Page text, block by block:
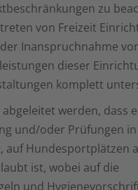
zu
von Freizeit
Inanspruchnahme
dieser
komplett
werden, dass
und/oder Prüfungen in
auf Hundesportplätzen
ist, wobei auf die
und